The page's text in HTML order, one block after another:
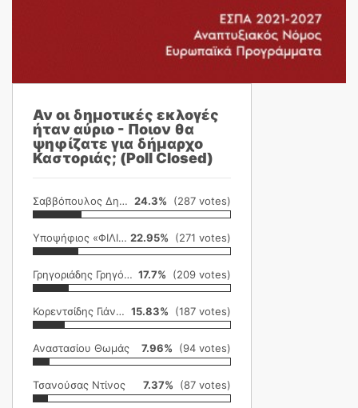
Αν οι δημοτικές εκλογές
ήταν αύριο - Ποιον θα
ψηφίζατε για δήμαρχο
Καστοριάς; (Poll Closed)
Σαββόπουλος Δημήτρης 24.3% (287 votes)
Υποψήφιος «ΦΙΛΙΚΗ ΕΤΑΙΡΕΙΑ» 22.95% (271 votes)
Γρηγοριάδης Γρηγόρης 17.7% (209 votes)
Κορεντσίδης Γιάννης 15.83% (187 votes)
Αναστασίου Θωμάς 7.96% (94 votes)
Τσανούσας Ντίνος 7.37% (87 votes)